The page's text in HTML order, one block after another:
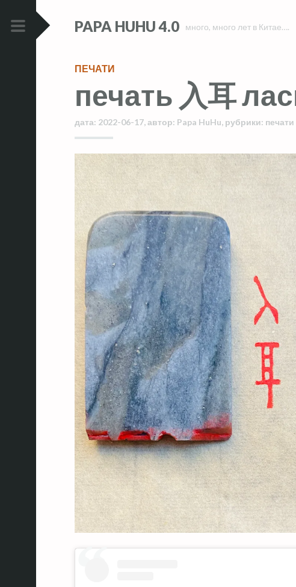
PRIMARY
PAPA HUHU 4.0 много, много лет в Китае….
ПЕЧАТИ
печать 入耳
дата: 2022-06-17,автор: Papa HuHu, рубрики: печати